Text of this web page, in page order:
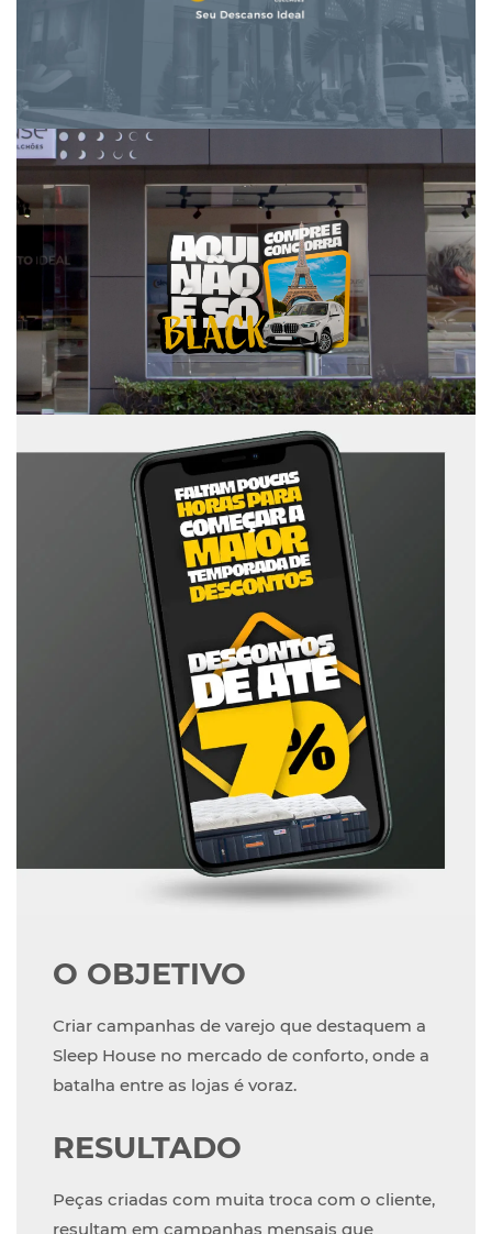
O OBJETIVO
Criar campanhas de varejo que destaquem a
Sleep House no mercado de conforto, onde a
batalha entre as lojas é voraz.
RESULTADO
Peças criadas com muita troca com o cliente,
resultam em campanhas mensais que